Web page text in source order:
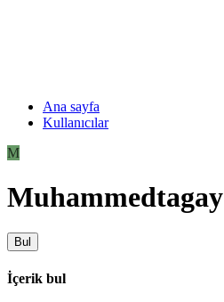
Ana sayfa
Kullanıcılar
M
Muhammedtagay
Bul
İçerik bul